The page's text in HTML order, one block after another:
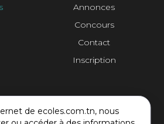
de ecoles.com.tn, nous
Annonces
Concours
Contact
Inscription